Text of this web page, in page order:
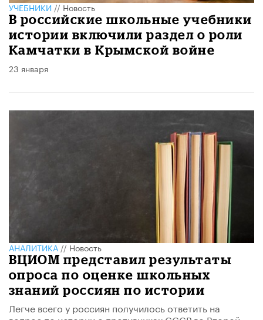
УЧЕБНИКИ//Новость
В российские школьные учебники
истории включили раздел о роли
Камчатки в Крымской войне
23 января
АНАЛИТИКА//Новость
ВЦИОМ представил результаты
опроса по оценке школьных
знаний россиян по истории
Легче всего у россиян получилось ответить на